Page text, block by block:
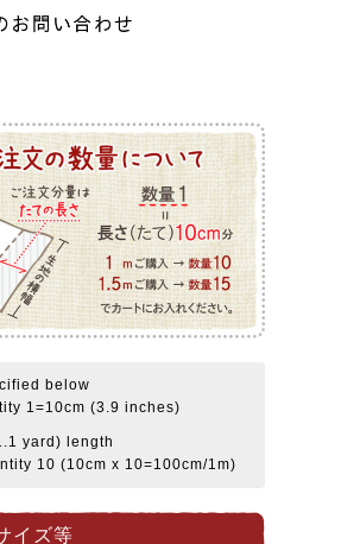
below
1=10cm (3.9 inches)
yard) length
10 (10cm x 10=100cm/1m)
イズ等